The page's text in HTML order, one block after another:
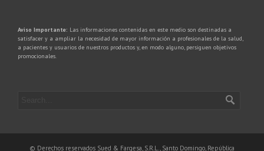
Aviso Importante: Las informaciones contenidas en este medio son destinadas a
satisfacer y a ampliar la necesidad de mayor información a profesionales de la salud,
a pacientes y usuarios de nuestros productos y, en modo alguno, persiguen objetivos
promocionales.
© Derechos reservados Sued & Fargesa, S.R.L., Santo Domingo, República